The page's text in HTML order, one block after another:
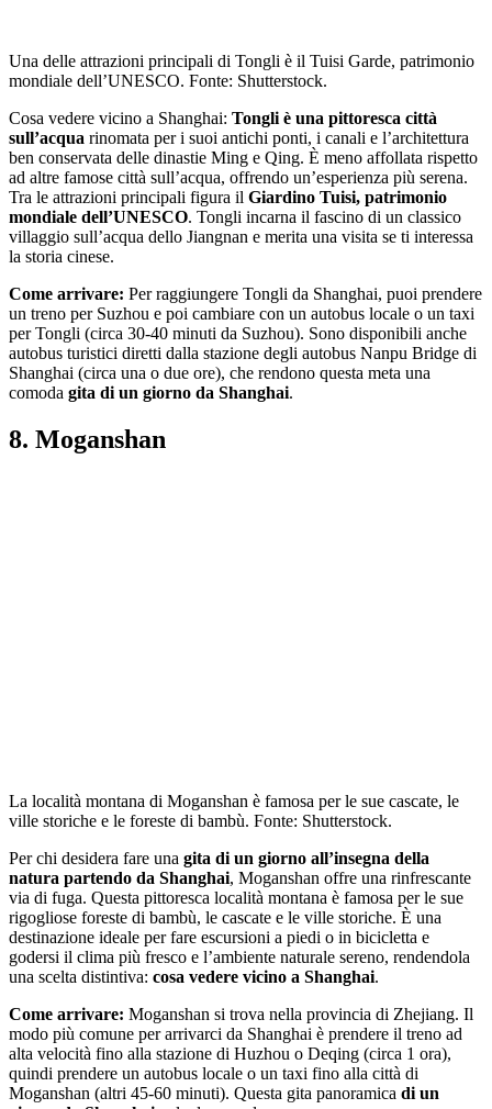
Una delle attrazioni principali di Tongli è il Tuisi Garde, patrimonio
mondiale dell’UNESCO. Fonte: Shutterstock.
Cosa vedere vicino a Shanghai: Tongli è una pittoresca città
sull’acqua rinomata per i suoi antichi ponti, i canali e l’architettura
ben conservata delle dinastie Ming e Qing. È meno affollata rispetto
ad altre famose città sull’acqua, offrendo un’esperienza più serena.
Tra le attrazioni principali figura il Giardino Tuisi, patrimonio
mondiale dell’UNESCO. Tongli incarna il fascino di un classico
villaggio sull’acqua dello Jiangnan e merita una visita se ti interessa
la storia cinese.
Come arrivare: Per raggiungere Tongli da Shanghai, puoi prendere
un treno per Suzhou e poi cambiare con un autobus locale o un taxi
per Tongli (circa 30-40 minuti da Suzhou). Sono disponibili anche
autobus turistici diretti dalla stazione degli autobus Nanpu Bridge di
Shanghai (circa una o due ore), che rendono questa meta una
comoda gita di un giorno da Shanghai.
8. Moganshan
La località montana di Moganshan è famosa per le sue cascate, le
ville storiche e le foreste di bambù. Fonte: Shutterstock.
Per chi desidera fare una gita di un giorno all’insegna della
natura partendo da Shanghai, Moganshan offre una rinfrescante
via di fuga. Questa pittoresca località montana è famosa per le sue
rigogliose foreste di bambù, le cascate e le ville storiche. È una
destinazione ideale per fare escursioni a piedi o in bicicletta e
godersi il clima più fresco e l’ambiente naturale sereno, rendendola
una scelta distintiva: cosa vedere vicino a Shanghai.
Come arrivare: Moganshan si trova nella provincia di Zhejiang. Il
modo più comune per arrivarci da Shanghai è prendere il treno ad
alta velocità fino alla stazione di Huzhou o Deqing (circa 1 ora),
quindi prendere un autobus locale o un taxi fino alla città di
Moganshan (altri 45-60 minuti). Questa gita panoramica di un